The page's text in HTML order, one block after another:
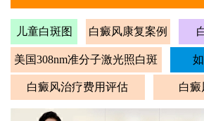
儿童白斑图 白癜风康复案例
美国308nm准分子激光照白斑
白癜风治疗费用评估 白癜